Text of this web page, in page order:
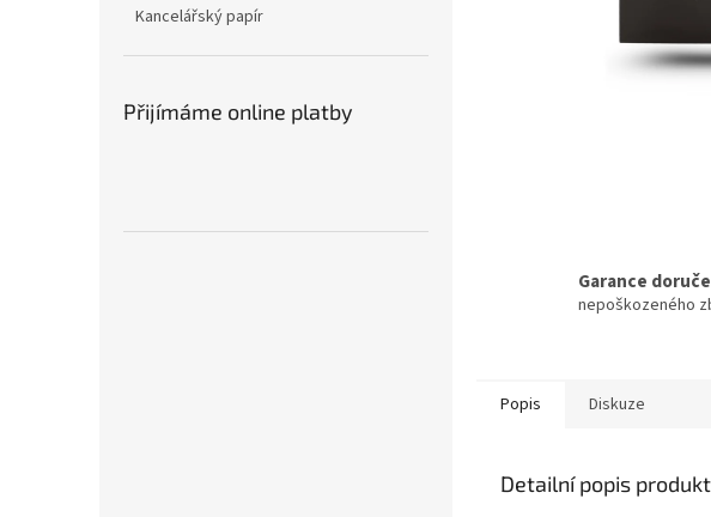
Kancelářský papír
Přijímáme online platby
Garance
nepoškozeného
Popis Diskuze
Detailní popis